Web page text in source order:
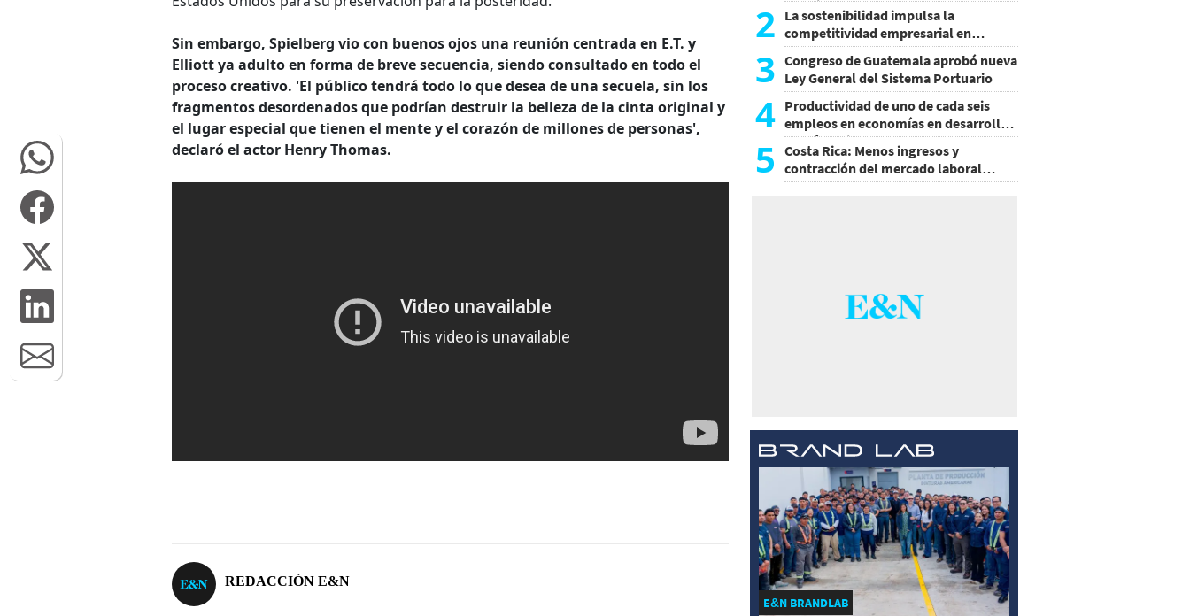
Sin embargo, Spielberg vio con buenos ojos una reunión centrada en E.T. y
Elliott ya adulto en forma de breve secuencia, siendo consultado en todo el
proceso creativo. 'El público tendrá todo lo que desea de una secuela, sin los
fragmentos desordenados que podrían destruir la belleza de la cinta original y
el lugar especial que tienen el mente y el corazón de millones de personas',
declaró el actor Henry Thomas.
REDACCIÓN E&N
exterior
2 La sostenibilidad impulsa la
competitividad empresarial en
Guatemala
3 Congreso de Guatemala aprobó nueva
Ley General del Sistema Portuario
4 Productividad de uno de cada seis
empleos en economías en desarrollo
podría mejorar por la IA
5
Costa Rica: Menos ingresos y
contracción del mercado laboral
causan baja del consumo
E&N BRANDLAB